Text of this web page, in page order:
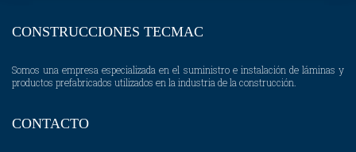
CONSTRUCCIONES TECMAC
Somos una empresa especializada en el suministro e instalación de láminas y
productos prefabricados utilizados en la industria de la construcción.
CONTACTO